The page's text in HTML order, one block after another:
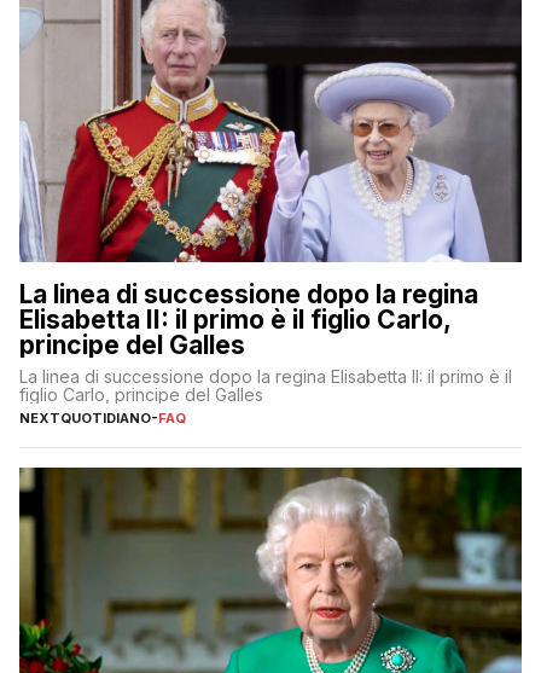
La linea di successione dopo la regina
Elisabetta II: il primo è il figlio Carlo,
principe del Galles
La linea di successione dopo la regina Elisabetta II: il primo è il
figlio Carlo, principe del Galles
NEXTQUOTIDIANO-FAQ